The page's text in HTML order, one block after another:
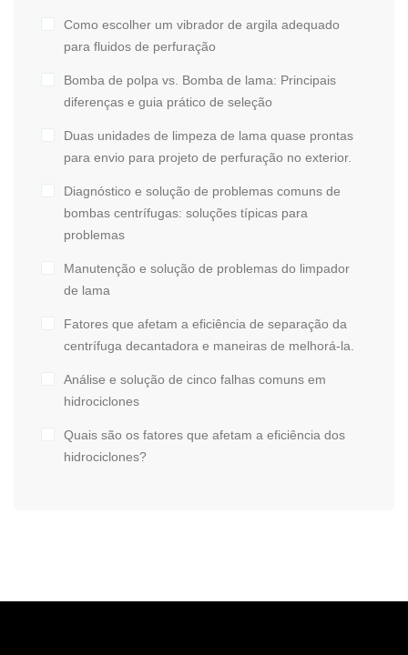
Como escolher um vibrador de argila adequado
para fluidos de perfuração
Bomba de polpa vs. Bomba de lama: Principais
diferenças e guia prático de seleção
Duas unidades de limpeza de lama quase prontas
para envio para projeto de perfuração no exterior.
Diagnóstico e solução de problemas comuns de
bombas centrífugas: soluções típicas para
problemas
Manutenção e solução de problemas do limpador
de lama
Fatores que afetam a eficiência de separação da
centrífuga decantadora e maneiras de melhorá-la.
Análise e solução de cinco falhas comuns em
hidrociclones
Quais são os fatores que afetam a eficiência dos
hidrociclones?